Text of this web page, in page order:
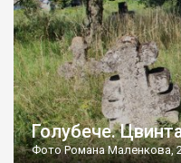
Голубече.
Фото Романа Маленкова,